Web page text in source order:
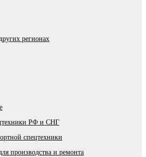
регионах
РФ и СНГ
спецтехники
производства и ремонта